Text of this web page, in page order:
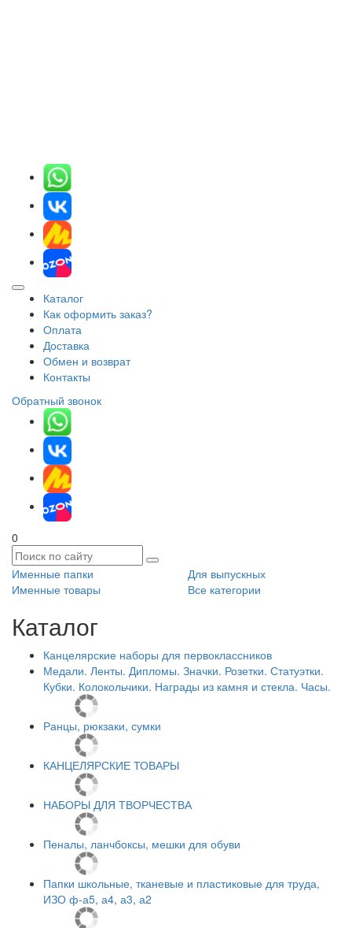
Каталог
Как оформить заказ?
Оплата
Доставка
Обмен и возврат
Контакты
Обратный звонок
0
Именные папки
Для выпускных
Именные товары
Все категории
Каталог
Канцелярские наборы для первоклассников
Медали. Ленты. Дипломы. Значки. Розетки. Статуэтки.
Кубки. Колокольчики. Награды из камня и стекла. Часы.
Ранцы, рюкзаки, сумки
КАНЦЕЛЯРСКИЕ ТОВАРЫ
НАБОРЫ ДЛЯ ТВОРЧЕСТВА
Пеналы, ланчбоксы, мешки для обуви
Папки школьные, тканевые и пластиковые для труда,
ИЗО ф-а5, а4, а3, а2